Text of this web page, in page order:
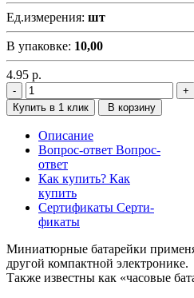
Ед.измерения: шт
В упаковке: 10,00
4.95 р.
Купить в 1 клик В корзину
Описание
Вопрос-ответ Вопрос-
ответ
Как купить? Как
купить
Сертификаты Серти-
фикаты
Миниатюрные батарейки
другой компактной электронике.
Также известны как «часовые